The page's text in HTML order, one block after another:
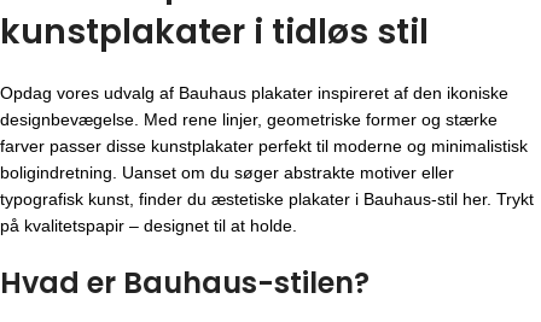
kunstplakater i tidløs stil
Opdag vores udvalg af Bauhaus plakater inspireret af den ikoniske
designbevægelse. Med rene linjer, geometriske former og stærke
farver passer disse kunstplakater perfekt til moderne og minimalistisk
boligindretning. Uanset om du søger abstrakte motiver eller
typografisk kunst, finder du æstetiske plakater i Bauhaus-stil her. Trykt
på kvalitetspapir – designet til at holde.
Hvad er Bauhaus-stilen?